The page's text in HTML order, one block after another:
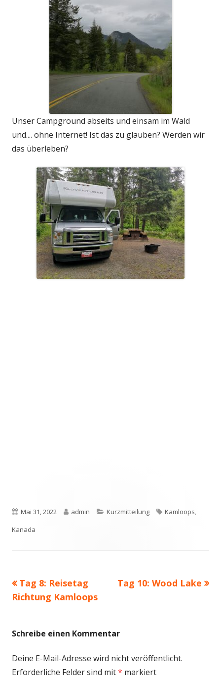
Unser Campground abseits und einsam im Wald
und.... ohne Internet! Ist das zu glauben? Werden wir
das überleben?
Veröffentlicht
am
Mai 31, 2022 Autor
admin Kategorien
Kurzmitteilung Schlagwörter
Kamloops,
Kanada
Beitragsnavigation
Vorheriger
Beitrag:
Tag 8: Reisetag
Richtung Kamloops
Nächster
Tag 10: Wood Lake
Schreibe einen Kommentar
Deine E-Mail-Adresse wird nicht veröffentlicht.
Erforderliche Felder sind mit* markiert